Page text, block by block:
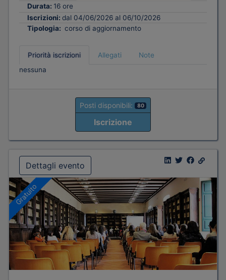
Durata: 16 ore
Iscrizioni: dal 04/06/2026 al 06/10/2026
Tipologia: corso di aggiornamento
Priorità iscrizioni Allegati
Note
nessuna
Posti disponibili: 80
Iscrizione
Dettagli evento
Gratuito